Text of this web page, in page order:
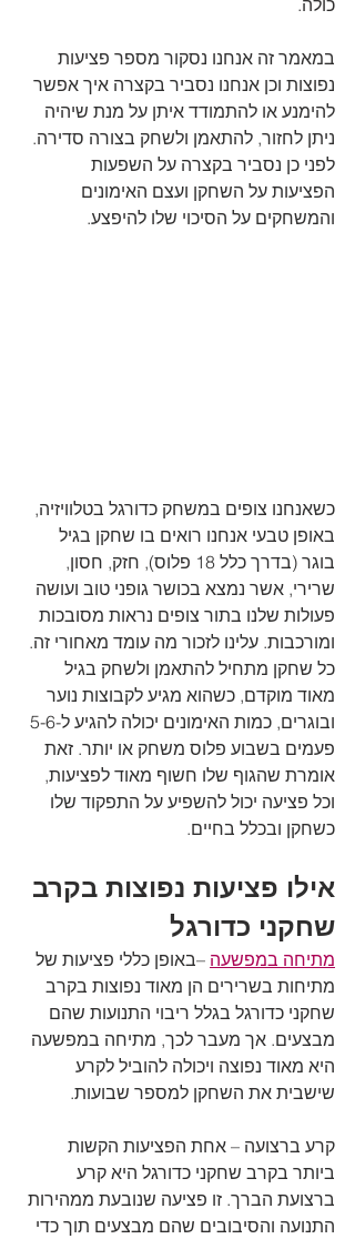
כולה.
במאמר זה אנחנו נסקור מספר פציעות
נפוצות וכן אנחנו נסביר בקצרה איך אפשר
להימנע או להתמודד איתן על מנת שיהיה
ניתן לחזור, להתאמן ולשחק בצורה סדירה.
לפני כן נסביר בקצרה על השפעות
הפציעות על השחקן ועצם האימונים
והמשחקים על הסיכוי שלו להיפצע.
כשאנחנו צופים במשחק כדורגל בטלוויזיה,
באופן טבעי אנחנו רואים בו שחקן בגיל
בוגר (בדרך כלל 18 פלוס), חזק, חסון,
שרירי, אשר נמצא בכושר גופני טוב ועושה
פעולות שלנו בתור צופים נראות מסובכות
ומורכבות. עלינו לזכור מה עומד מאחורי זה.
כל שחקן מתחיל להתאמן ולשחק בגיל
מאוד מוקדם, כשהוא מגיע לקבוצות נוער
פעמים בשבוע פלוס משחק או יותר. זאת
אומרת שהגוף שלו חשוף מאוד לפציעות,
וכל פציעה יכול להשפיע על התפקוד שלו
כשחקן ובכלל בחיים.
אילו פציעות נפוצות בקרב
שחקני כדורגל
מתיחה במפשעה –באופן כללי פציעות של
מתיחות בשרירים הן מאוד נפוצות בקרב
שחקני כדורגל בגלל ריבוי התנועות שהם
מבצעים. אך מעבר לכך, מתיחה במפשעה
היא מאוד נפוצה ויכולה להוביל לקרע
שישבית את השחקן למספר שבועות.
קרע ברצועה – אחת הפציעות הקשות
ביותר בקרב שחקני כדורגל היא קרע
ברצועת הברך. זו פציעה שנובעת ממהירות
התנועה והסיבובים שהם מבצעים תוך כדי